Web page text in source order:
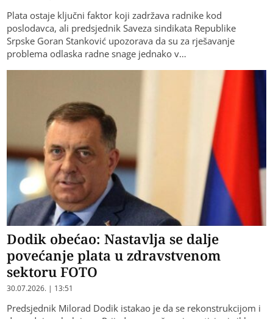
Plata ostaje ključni faktor koji zadržava radnike kod
poslodavca, ali predsjednik Saveza sindikata Republike
Srpske Goran Stanković upozorava da su za rješavanje
problema odlaska radne snage jednako v…
Dodik obećao: Nastavlja se dalje
povećanje plata u zdravstvenom
sektoru FOTO
30.07.2026. | 13:51
Predsjednik Milorad Dodik istakao je da se rekonstrukcijom i